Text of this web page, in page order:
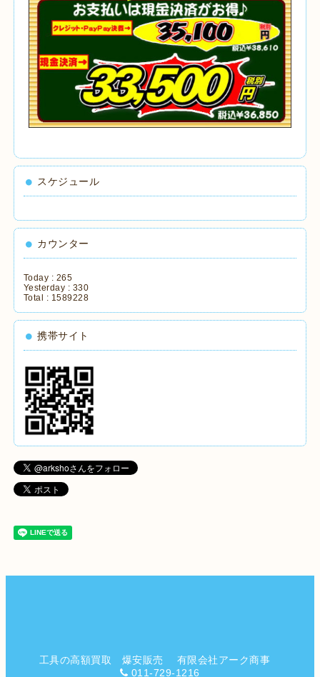
スケジュール
カウンター
Today : 265
Yesterday : 330
Total : 1589228
携帯サイト
工具の高額買取 爆安販売 有限会社アーク商事
011-729-1216